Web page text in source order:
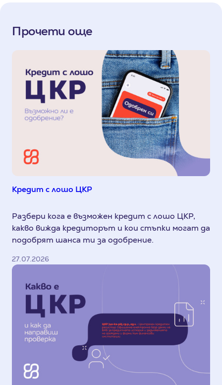
Прочети още
Кредит с лошо ЦКР
Разбери кога е възможен кредит с лошо ЦКР,
какво вижда кредиторът и кои стъпки могат да
подобрят шанса ти за одобрение.
27.07.2026